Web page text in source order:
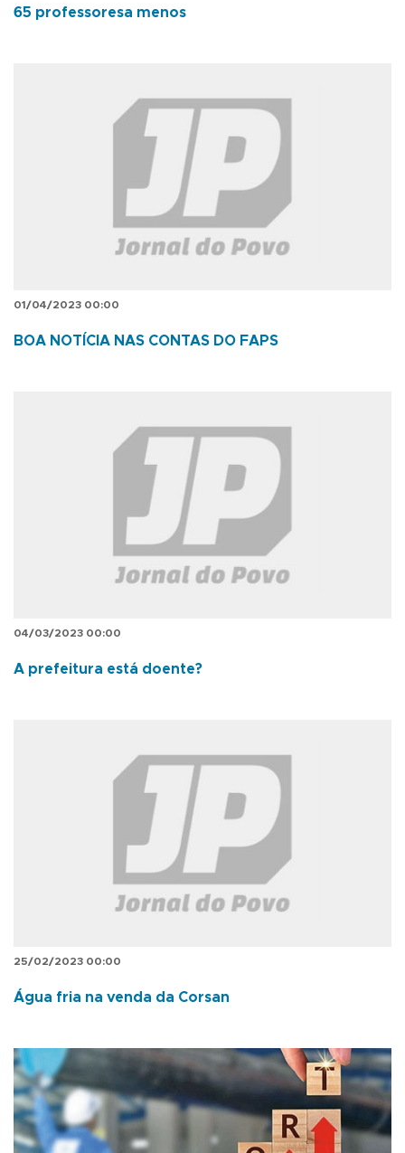
65 professoresa menos
01/04/2023 00:00
BOA NOTÍCIA NAS CONTAS DO FAPS
04/03/2023 00:00
A prefeitura está doente?
25/02/2023 00:00
Água fria na venda da Corsan